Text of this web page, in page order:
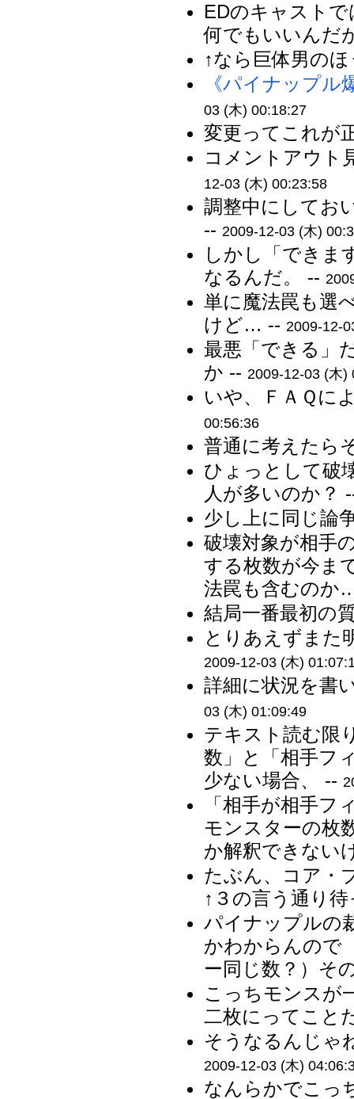
EDのキャスト
何でもいいんだ
↑なら巨体男の
《パイナップル
03 (木) 00:18:27
変更ってこれが
コメントアウト
12-03 (木) 00:23:58
調整中にしてお
-- 2009-12-03 (木)
しかし「できま
なるんだ。 --
単に魔法罠も選
けど… -- 2009-12-
最悪「できる」
か -- 2009-12-03 (木)
いや、ＦＡＱに
00:56:36
普通に考えたら
ひょっとして破
人が多いのか？
少し上に同じ論
破壊対象が相手
する枚数が今ま
法罠も含むの
結局一番最初の
とりあえずまた
2009-12-03 (木)
詳細に状況を書
03 (木) 01:09:49
テキスト読む限
数」と「相手フ
少ない場合、 --
「相手が相手
モンスターの枚
か解釈できない
たぶん、コア・
↑３の言う通り
パイナップルの
かわからんので
ー同じ数？）そ
こっちモンスが
二枚にってこと
そうなるんじゃ
2009-12-03 (木)
なんらかでこっ